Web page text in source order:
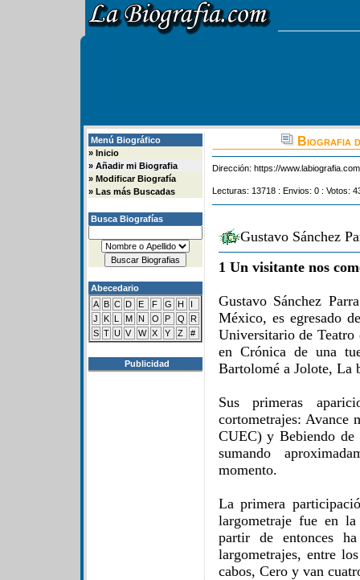
Menú Biográfico
» Inicio
» Añadir mi Biografia
» Modificar Biografía
» Las más Buscadas
Busca Biografías
Abecedario
A B C D E F G H
I
J
K L M N O P Q
R
S T U V W X Y Z #
Publicidad
Biografia
Dirección: https://
Lecturas: 13718 : Envios: 0 : Votos:
Gustavo Sánchez
1 Un visitante nos
Gustavo Sánchez
México, es egresado
Universitario de
en Crónica de una
Bartolomé a Jolote, La
Sus primeras
cortometrajes: Avance
CUEC) y Bebiendo
sumando
momento.
La primera
largometraje fue en
partir de entonces
largometrajes, entre
cabos, Cero y van